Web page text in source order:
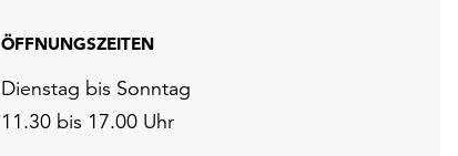
ÖFFNUNGSZEITEN
Dienstag bis Sonntag
11.30 bis 17.00 Uhr